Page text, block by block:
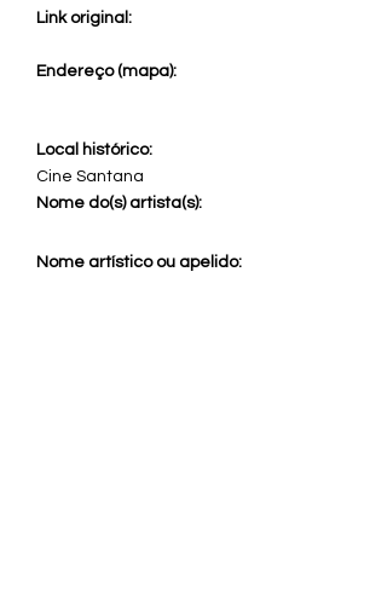
Link original:
Endereço (mapa):
Local histórico:
Cine Santana
Nome do(s) artista(s):
Nome artístico ou apelido: